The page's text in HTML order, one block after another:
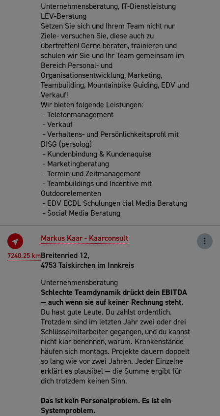
Unternehmensberatung, IT-Dienstleistung
LEV-Beratung
Setzen Sie sich und Ihrem Team nicht nur
Ziele- versuchen Sie, diese auch zu
übertreffen! Gerne beraten, trainieren und
schulen wir Sie und Ihr Team gemeinsam im
Bereich Personal- und
Organisationsentwicklung, Marketing,
Teambuilding, Mountainbike Guiding, EDV und
Verkauf!
Wir bieten folgende Leistungen:
- Telefonmanagement
- Verkauf
- Verhaltens- und Persönlichkeitsprofil mit
DISG (persolog)
- Kundenbindung & Kundenaquise
- Marketingberatung
- Termin und Zeitmanagement
- Teambuildings und Incentive mit
Outdoorelementen
- EDV ECDL Schulungen cial Media Beratung
- Social Media Beratung
7240.25 km
Markus Kaar - Kaarconsult
Breitenried 12,
4753 Taiskirchen im Innkreis
Unternehmensberatung
Schlechte Teamdynamik drückt dein EBITDA
— auch wenn sie auf keiner Rechnung steht.
Du hast gute Leute. Du zahlst ordentlich.
Trotzdem sind im letzten Jahr zwei oder drei
Schlüsselmitarbeiter gegangen, und du kannst
nicht klar benennen, warum. Krankenstände
häufen sich montags. Projekte dauern doppelt
so lang wie vor zwei Jahren. Jeder Einzelne
erklärt es plausibel — die Summe ergibt für
dich trotzdem keinen Sinn.
Das ist kein Personalproblem. Es ist ein
Systemproblem.